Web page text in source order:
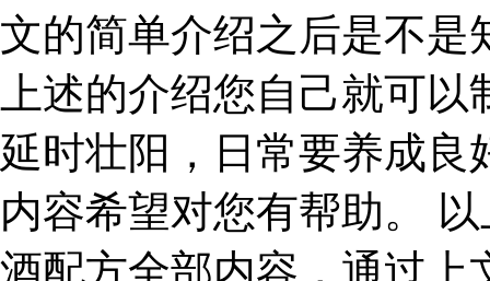
文的简单介绍之后是不是
上述的介绍您自己就可
延时壮阳，日常要养成良
内容希望对您有帮助。
酒配方全部内容，通过上